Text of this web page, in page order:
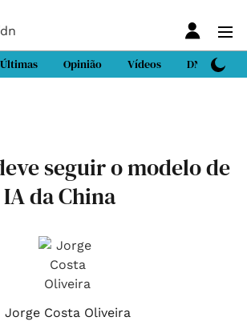
Últimas Opinião Vídeos DN Sport
seguir o modelo de
da China
Jorge Costa Oliveira